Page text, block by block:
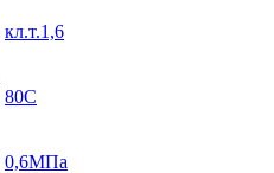
кл.т.1,6
80C
0,6МПа